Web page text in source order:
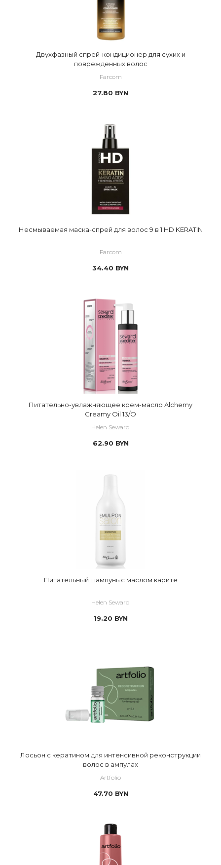
Двухфазный спрей-кондиционер для сухих и
поврежденных волос
Farcom
27.80 BYN
Несмываемая маска-спрей для волос 9 в 1 HD KERATIN
Farcom
34.40 BYN
Питательно-увлажняющее крем-масло Alchemy
Creamy Oil 13/O
Helen Seward
62.90 BYN
Питательный шампунь с маслом карите
Helen Seward
19.20 BYN
Лосьон с кератином для интенсивной реконструкции
волос в ампулах
Artfolio
47.70 BYN